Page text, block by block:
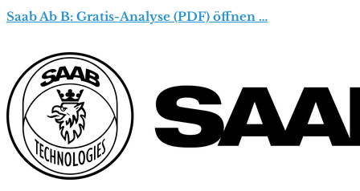
Saab Ab B: Gratis-Analyse (PDF) öffnen …